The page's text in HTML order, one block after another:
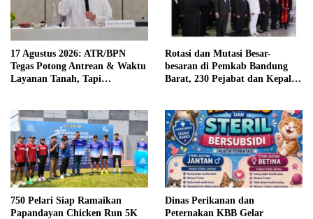
17 Agustus 2026: ATR/BPN
Tegas Potong Antrean & Waktu
Layanan Tanah, Tapi
Rotasi dan Mutasi Besar-
besaran di Pemkab Bandung
Barat, 230 Pejabat dan Kepala
750 Pelari Siap Ramaikan
Papandayan Chicken Run 5K
Dinas Perikanan dan
Peternakan KBB Gelar